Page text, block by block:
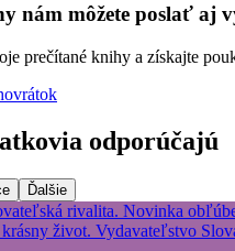
nám môžete poslať aj
prečítané knihy a získajte
odporúčajú
Ďalšie